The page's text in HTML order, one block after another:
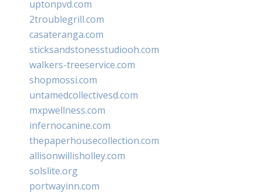
uptonpvd.com
2troublegrill.com
casateranga.com
sticksandstonesstudiooh.com
walkers-treeservice.com
shopmossi.com
untamedcollectivesd.com
mxpwellness.com
infernocanine.com
thepaperhousecollection.com
allisonwillisholley.com
solslite.org
portwayinn.com